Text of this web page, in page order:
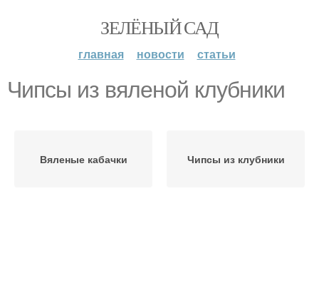
ЗЕЛЁНЫЙ САД
главная новости статьи
Чипсы из вяленой клубники
Вяленые кабачки Чипсы из клубники